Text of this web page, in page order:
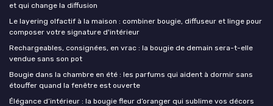
et qui change la diffusion
Le layering olfactif à la maison : combiner bougie, diffuseur et linge pour
composer votre signature d'intérieur
Rechargeables, consignées, en vrac : la bougie de demain sera-t-elle
vendue sans son pot
Bougie dans la chambre en été : les parfums qui aident à dormir sans
étouffer quand la fenêtre est ouverte
Élégance d’intérieur : la bougie fleur d’oranger qui sublime vos décors